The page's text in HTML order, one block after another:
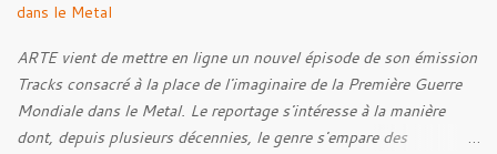
dans le Metal
ARTE vient de mettre en ligne un nouvel épisode de son émission
Tracks consacré à la place de l'imaginaire de la Première Guerre
Mondiale dans le Metal. Le reportage s'intéresse à la manière
dont, depuis plusieurs décennies, le genre s'empare des